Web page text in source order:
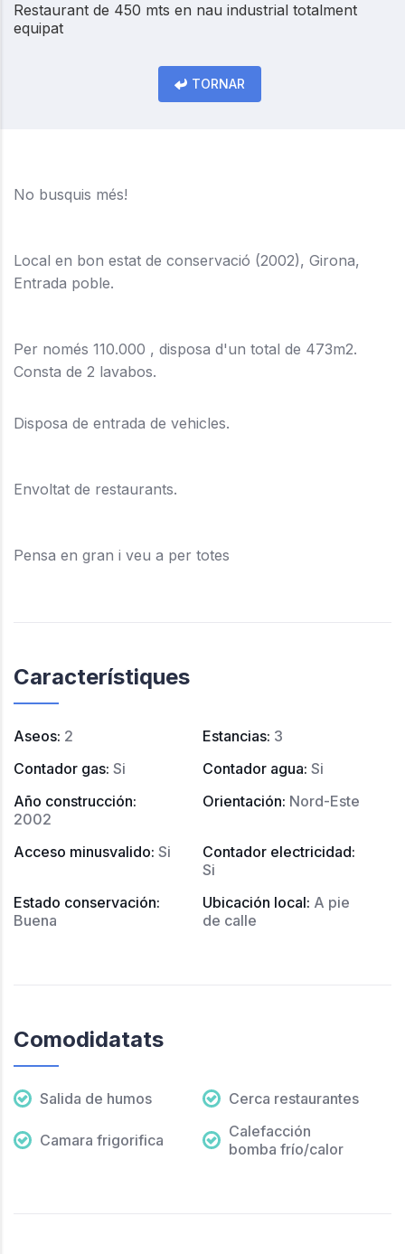
Restaurant de 450 mts en nau industrial totalment
equipat
TORNAR
No busquis més!
Local en bon estat de conservació (2002), Girona,
Entrada poble.
Per només 110.000 , disposa d'un total de 473m2.
Consta de 2 lavabos.
Disposa de entrada de vehicles.
Envoltat de restaurants.
Pensa en gran i veu a per totes
Característiques
Aseos: 2 Estancias: 3
Contador gas: Si Contador agua: Si
Año construcción:
2002
Orientación: Nord-Este
Acceso minusvalido: Si Contador electricidad:
Si
Estado conservación:
Buena
Ubicación local: A pie
de calle
Comodidatats
Salida de humos Cerca restaurantes
Camara frigorifica
Calefacción
bomba frío/calor